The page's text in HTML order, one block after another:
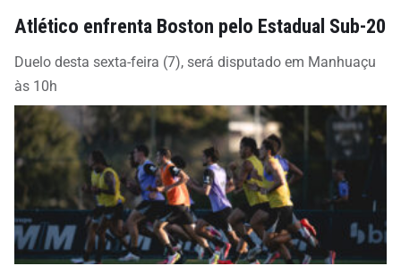
Atlético enfrenta Boston pelo Estadual Sub-20
Duelo desta sexta-feira (7), será disputado em Manhuaçu
às 10h